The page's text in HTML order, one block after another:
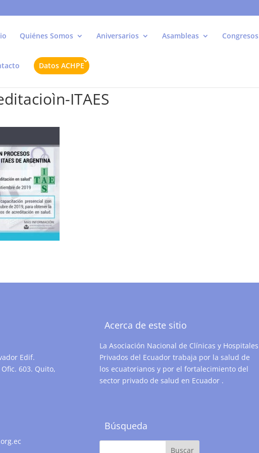
Quiénes Somos Aniversarios Asambleas Congresos
Datos ACHPE
ITAES
Edif.
603. Quito,
Acerca de este sitio
La Asociación Nacional de Clínicas y Hospitales
Privados del Ecuador trabaja por la salud de
los ecuatorianos y por el fortalecimiento del
sector privado de salud en Ecuador .
Búsqueda